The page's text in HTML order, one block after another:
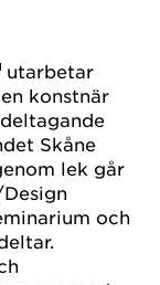
utarbetar
konstnär
Skåne
lek går
och